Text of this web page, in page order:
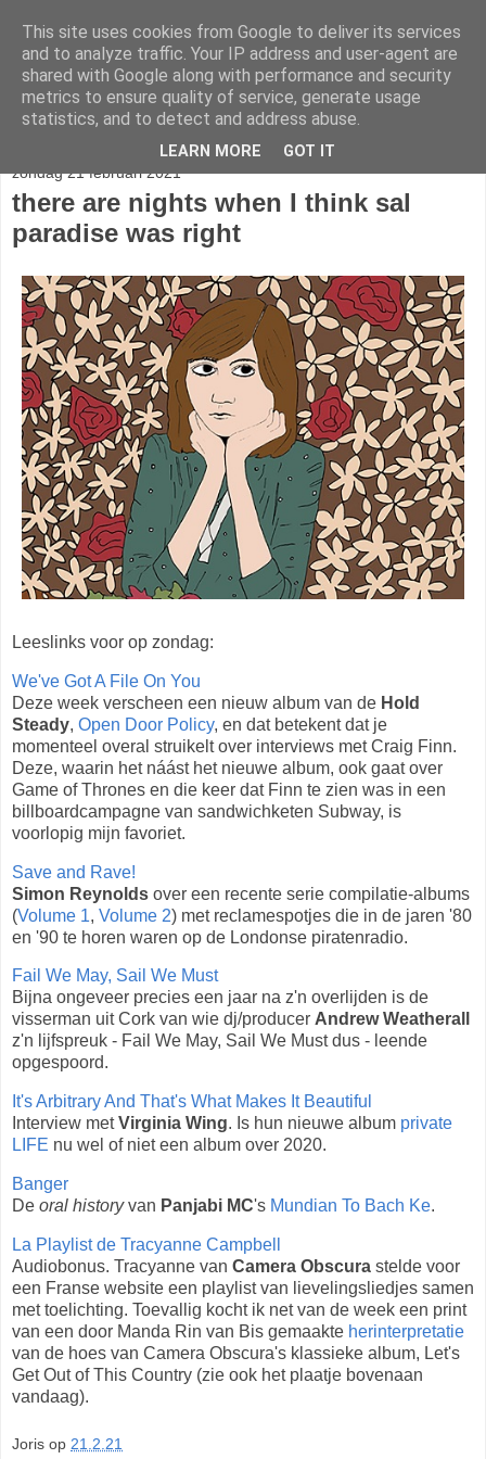
stereo
zondag 21 februari 2021
there are nights when I think sal
paradise was right
Leeslinks voor op zondag:
We've Got A File On You
Deze week verscheen een nieuw album van de Hold
Steady, Open Door Policy, en dat betekent dat je
momenteel overal struikelt over interviews met Craig Finn.
Deze, waarin het náást het nieuwe album, ook gaat over
Game of Thrones en die keer dat Finn te zien was in een
billboardcampagne van sandwichketen Subway, is
voorlopig mijn favoriet.
Save and Rave!
Simon Reynolds over een recente serie compilatie-albums
(Volume 1, Volume 2) met reclamespotjes die in de jaren '80
en '90 te horen waren op de Londonse piratenradio.
Fail We May, Sail We Must
Bijna ongeveer precies een jaar na z'n overlijden is de
visserman uit Cork van wie dj/producer Andrew Weatherall
z'n lijfspreuk - Fail We May, Sail We Must dus - leende
opgespoord.
It's Arbitrary And That's What Makes It Beautiful
Interview metVirginia Wing. Is hun nieuwe album private
LIFE nu wel of niet een album over 2020.
Banger
De oral historyvan Panjabi MC's Mundian To Bach Ke.
La Playlist de Tracyanne Campbell
Audiobonus. Tracyanne van Camera Obscura stelde voor
een Franse website een playlist van lievelingsliedjes samen
met toelichting. Toevallig kocht ik net van de week een print
van een door Manda Rin van Bis gemaakte herinterpretatie
van de hoes van Camera Obscura's klassieke album, Let's
Get Out of This Country (zie ook het plaatje bovenaan
vandaag).
Joris op 21.2.21
This site uses cookies from Google to deliver its services
and to analyze traffic. Your IP address and user-agent are
shared with Google along with performance and security
metrics to ensure quality of service, generate usage
statistics, and to detect and address abuse.
LEARN MORE GOT IT